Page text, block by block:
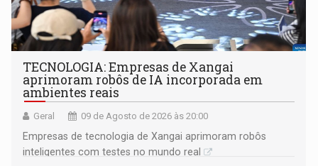
TECNOLOGIA: Empresas de Xangai
aprimoram robôs de IA incorporada em
ambientes reais
Geral 09 de Agosto de 2026 às 20:00
Empresas de tecnologia de Xangai aprimoram robôs
inteligentes com testes no mundo real